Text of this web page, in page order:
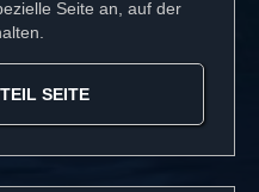
Seite an, auf der
SEITE